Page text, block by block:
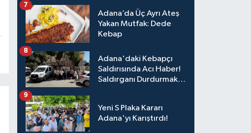
Adana’da Üç Ayrı Ateş
Yakan Mutfak: Dede
Kebap
7
Adana'daki Kebapçı
Saldırısında Acı Haber!
Saldırganı Durdurmak
8
Yeni S Plaka Kararı
Adana'yı Karıştırdı!
9